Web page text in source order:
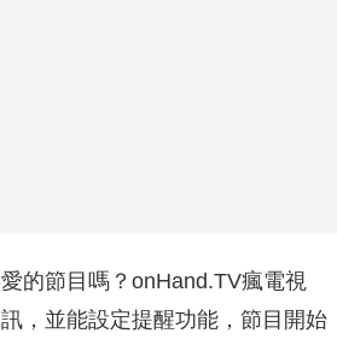
的節目嗎？onHand.TV瘋電視
，並能設定提醒功能，節目開始